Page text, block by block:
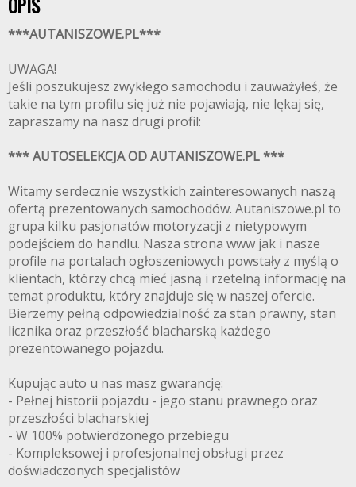
OPIS
***AUTANISZOWE.PL***
UWAGA!
Jeśli poszukujesz zwykłego samochodu i zauważyłeś, że
takie na tym profilu się już nie pojawiają, nie lękaj się,
zapraszamy na nasz drugi profil:
*** AUTOSELEKCJA OD AUTANISZOWE.PL ***
Witamy serdecznie wszystkich zainteresowanych naszą
ofertą prezentowanych samochodów. Autaniszowe.pl to
grupa kilku pasjonatów motoryzacji z nietypowym
podejściem do handlu. Nasza strona www jak i nasze
profile na portalach ogłoszeniowych powstały z myślą o
klientach, którzy chcą mieć jasną i rzetelną informację na
temat produktu, który znajduje się w naszej ofercie.
Bierzemy pełną odpowiedzialność za stan prawny, stan
licznika oraz przeszłość blacharską każdego
prezentowanego pojazdu.
Kupując auto u nas masz gwarancję:
- Pełnej historii pojazdu - jego stanu prawnego oraz
przeszłości blacharskiej
- W 100% potwierdzonego przebiegu
- Kompleksowej i profesjonalnej obsługi przez
doświadczonych specjalistów